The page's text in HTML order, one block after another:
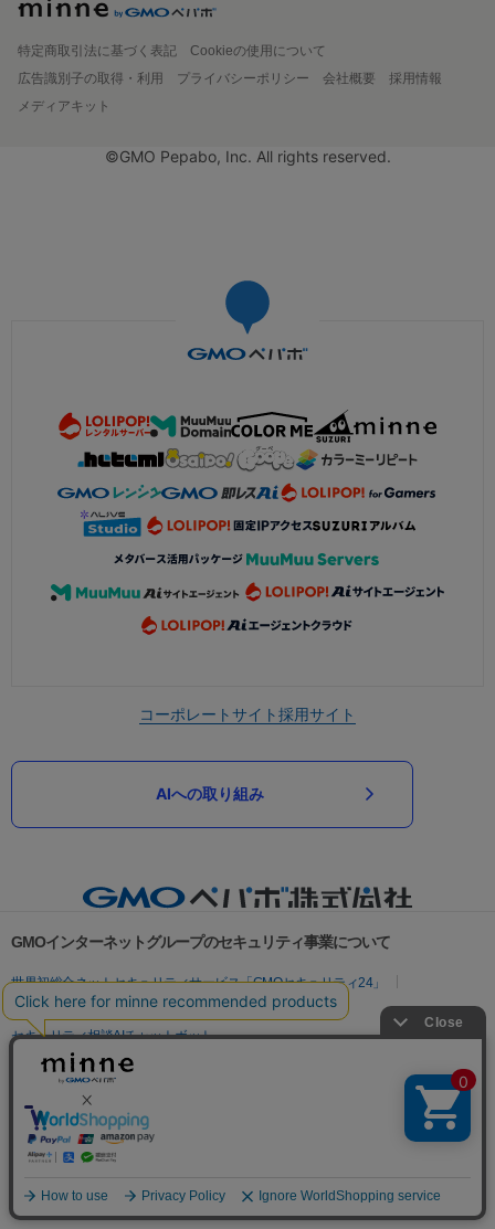
特定商取引法に基づく表記
Cookieの使用について
広告識別子の取得・利用
プライバシーポリシー 会社概要
採用情報
メディアキット
©GMO Pepabo, Inc. All rights reserved.
コーポレートサイト採用サイト
AIへの取り組み
GMOインターネットグループのセキュリティ事業について
世界初総合ネットセキュリティサービス「GMOセキュリティ24」
パスワード漏洩診断
Webサイトリスク診断
セキュリティ相談AIチャットボット
実在証明・盗聴対策
サイバー攻撃対策（GMO Flatt Security）
セキュリティ事業の軌跡